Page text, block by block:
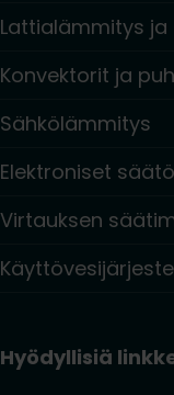
Lattialämmitys ja
Konvektorit ja
Sähkölämmitys
Elektroniset
Virtauksen
Hyödyllisiä